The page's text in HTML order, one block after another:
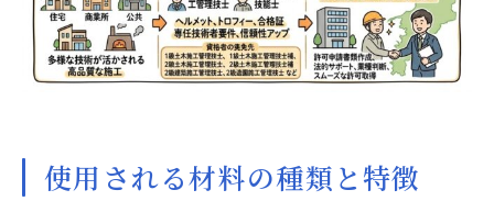
使用される材料の種類と特徴